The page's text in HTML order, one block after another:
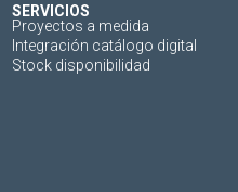
SERVICIOS
Proyectos a medida
Integración catálogo digital
Stock disponibilidad